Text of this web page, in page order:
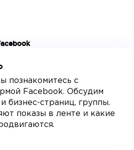
познакомитесь с
Facebook. Обсудим
бизнес-страниц, группы.
показы в ленте и какие